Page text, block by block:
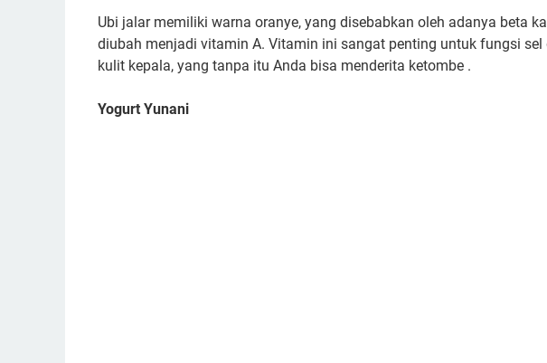
Ubi jalar memiliki warna oranye, yang disebabkan oleh adanya beta
diubah menjadi vitamin A. Vitamin ini sangat penting untuk fungsi
kulit kepala, yang tanpa itu Anda bisa menderita ketombe .
Yogurt Yunani